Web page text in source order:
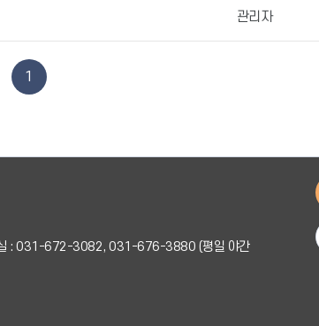
관리자
1
: 031-672-3082, 031-676-3880 (평일 야간